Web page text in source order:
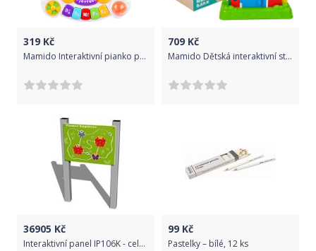
319 Kč
Mamido Interaktivní pianko pro nejmenší koala žluté
709 Kč
Mamido Dětská interaktivní stodola se zvířátky zelená
36905 Kč
Interaktivní panel IP106K - celokovový
99 Kč
Pastelky – bílé, 12 ks